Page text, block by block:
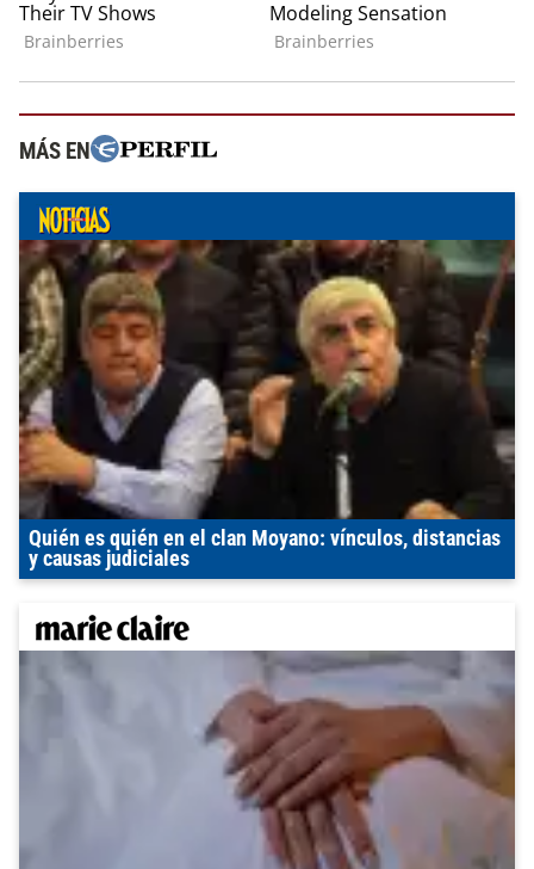
MÁS EN
Quién es quién en el clan Moyano: vínculos, distancias
y causas judiciales